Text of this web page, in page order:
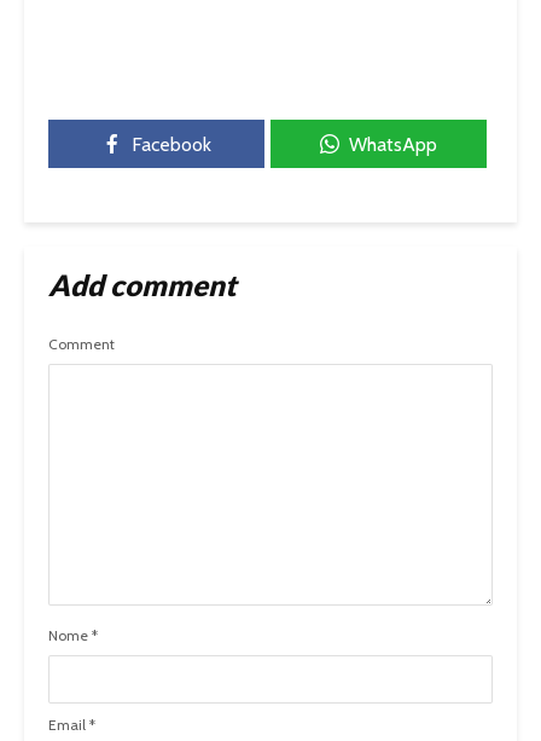
Facebook WhatsApp
Add comment
Comment
Nome *
Email *